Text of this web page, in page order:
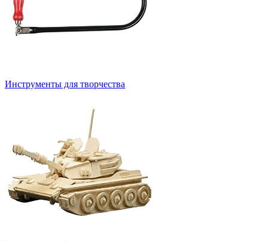
Инструменты для творчества